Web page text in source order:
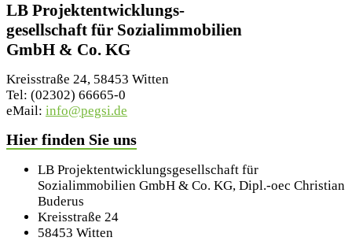
LB Projektentwicklungs-
gesellschaft für Sozialimmobilien
GmbH & Co. KG
Kreisstraße 24, 58453 Witten
Tel: (02302) 66665-0
eMail: info@pegsi.de
Hier finden Sie uns
LB Projektentwicklungsgesellschaft für
Sozialimmobilien GmbH & Co. KG, Dipl.-oec Christian
Buderus
Kreisstraße 24
58453 Witten